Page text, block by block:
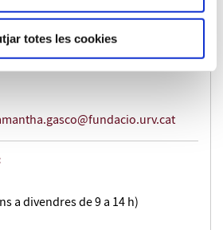
totes les cookies
a divendres de 9 a 14 h)